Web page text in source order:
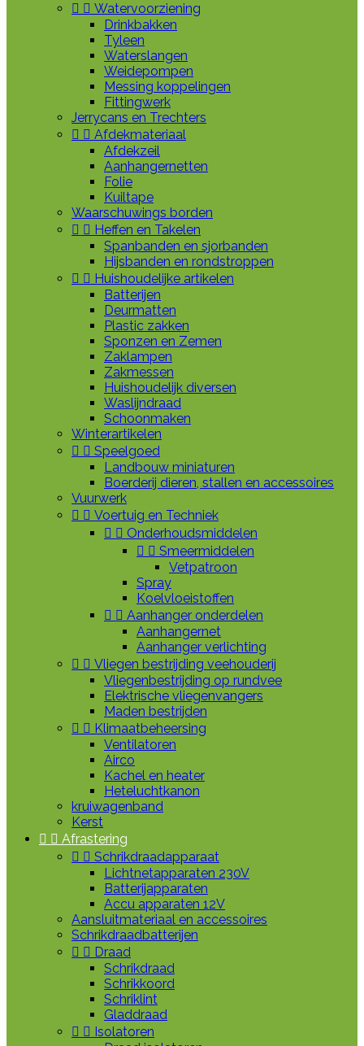
  Watervoorziening
Drinkbakken
Tyleen
Waterslangen
Weidepompen
Messing koppelingen
Fittingwerk
Jerrycans en Trechters
  Afdekmateriaal
Afdekzeil
Aanhangernetten
Folie
Kuiltape
Waarschuwings borden
  Heffen en Takelen
Spanbanden en sjorbanden
Hijsbanden en rondstroppen
  Huishoudelijke artikelen
Batterijen
Deurmatten
Plastic zakken
Sponzen en Zemen
Zaklampen
Zakmessen
Huishoudelijk diversen
Waslijndraad
Schoonmaken
Winterartikelen
  Speelgoed
Landbouw miniaturen
Boerderij dieren, stallen en accessoires
Vuurwerk
  Voertuig en Techniek
  Onderhoudsmiddelen
  Smeermiddelen
Vetpatroon
Spray
Koelvloeistoffen
  Aanhanger onderdelen
Aanhangernet
Aanhanger verlichting
  Vliegen bestrijding veehouderij
Vliegenbestrijding op rundvee
Elektrische vliegenvangers
Maden bestrijden
  Klimaatbeheersing
Ventilatoren
Airco
Kachel en heater
Heteluchtkanon
kruiwagenband
Kerst
  Afrastering
  Schrikdraadapparaat
Lichtnetapparaten 230V
Batterijapparaten
Accu apparaten 12V
Aansluitmateriaal en accessoires
Schrikdraadbatterijen
  Draad
Schrikdraad
Schrikkoord
Schriklint
Gladdraad
  Isolatoren